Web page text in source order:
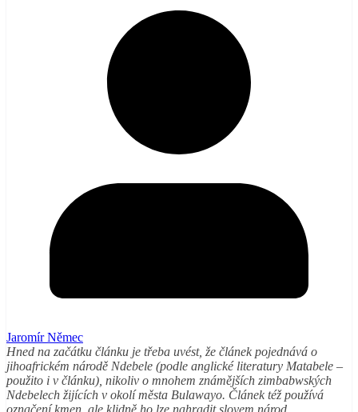
Jaromír Němec
Hned na začátku článku je třeba uvést, že článek pojednává o
jihoafrickém národě Ndebele (podle anglické literatury Matabele –
použito i v článku), nikoliv o mnohem známějších zimbabwských
Ndebelech žijících v okolí města Bulawayo. Článek též používá